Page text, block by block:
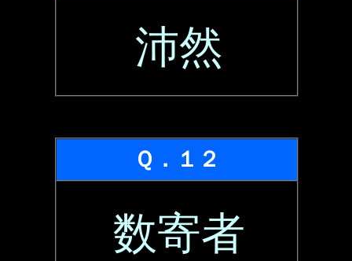
沛然
Ｑ．１２
数寄者